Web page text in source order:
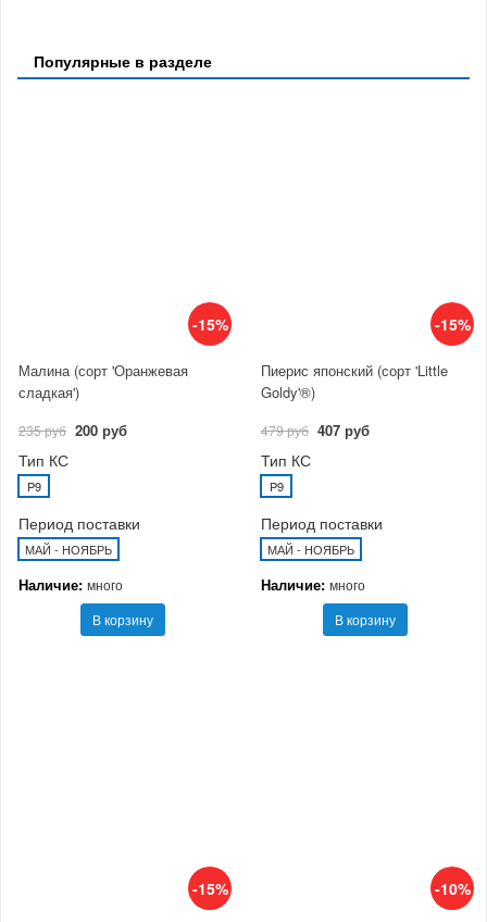
Популярные в разделе
-15%
Малина (сорт 'Оранжевая
сладкая')
235 руб 200 руб
Тип КС
P9
Период поставки
МАЙ - НОЯБРЬ
Наличие: много
В корзину
-15%
Пиерис японский (сорт 'Little
Goldy'®)
479 руб 407 руб
Тип КС
P9
Период поставки
МАЙ - НОЯБРЬ
Наличие: много
В корзину
-15% -10%